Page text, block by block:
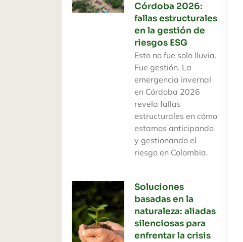
Córdoba 2026:
fallas estructurales
en la gestión de
riesgos ESG
Esto no fue solo lluvia.
Fue gestión. La
emergencia invernal
en Córdoba 2026
revela fallas
estructurales en cómo
estamos anticipando
y gestionando el
riesgo en Colombia.
Soluciones
basadas en la
naturaleza: aliadas
silenciosas para
enfrentar la crisis